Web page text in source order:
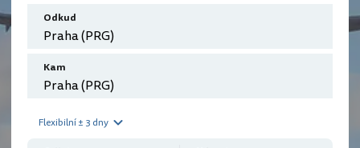
Odkud
Kam
Flexibilní ± 3 dny